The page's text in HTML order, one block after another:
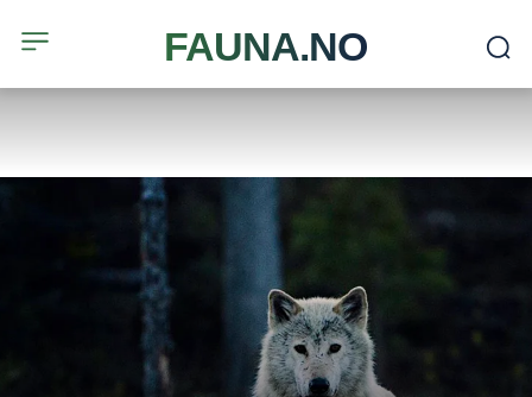
FAUNA.NO